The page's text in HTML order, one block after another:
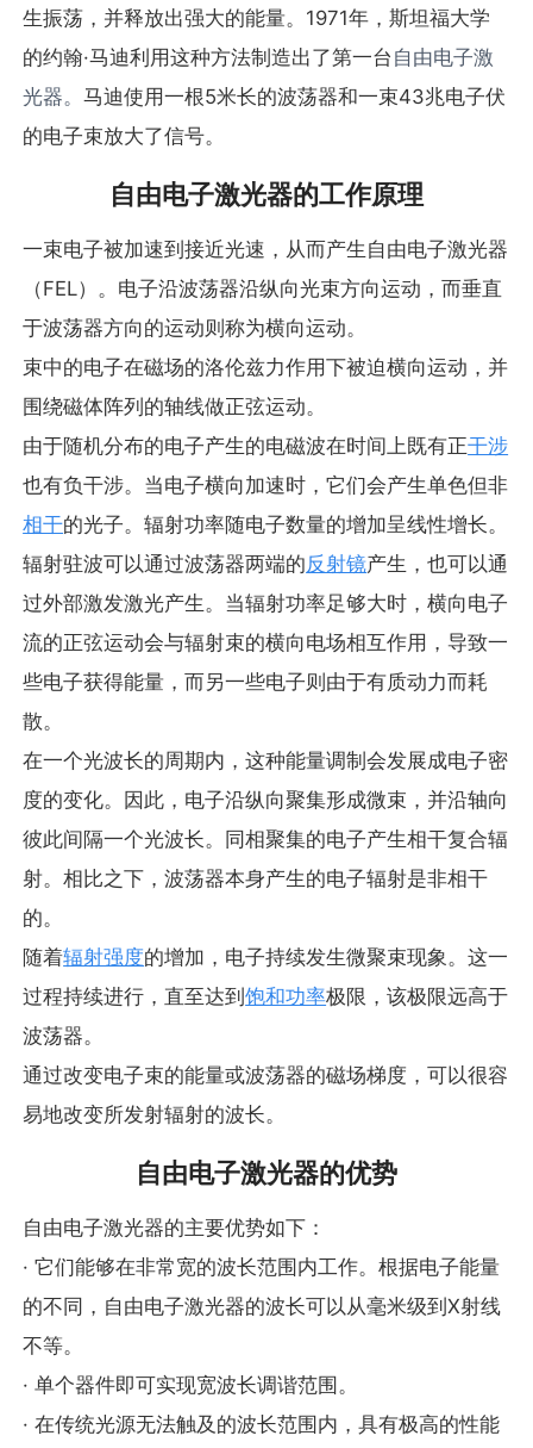
的偶极磁体组成。电子在周期性磁场结构中运动时会发
生振荡，并释放出强大的能量。1971年，斯坦福大学
的约翰·马迪利用这种方法制造出了第一台自由电子激
光器。马迪使用一根5米长的波荡器和一束43兆电子伏
的电子束放大了信号。
自由电子激光器的工作原理
一束电子被加速到接近光速，从而产生自由电子激光器
（FEL）。电子沿波荡器沿纵向光束方向运动，而垂直
于波荡器方向的运动则称为横向运动。
束中的电子在磁场的洛伦兹力作用下被迫横向运动，并
围绕磁体阵列的轴线做正弦运动。
由于随机分布的电子产生的电磁波在时间上既有正干涉
也有负干涉。当电子横向加速时，它们会产生单色但非
相干的光子。辐射功率随电子数量的增加呈线性增长。
辐射驻波可以通过波荡器两端的反射镜产生，也可以通
过外部激发激光产生。当辐射功率足够大时，横向电子
流的正弦运动会与辐射束的横向电场相互作用，导致一
些电子获得能量，而另一些电子则由于有质动力而耗
散。
在一个光波长的周期内，这种能量调制会发展成电子密
度的变化。因此，电子沿纵向聚集形成微束，并沿轴向
彼此间隔一个光波长。同相聚集的电子产生相干复合辐
射。相比之下，波荡器本身产生的电子辐射是非相干
的。
随着辐射强度 的增加，电子持续发生微聚束现象。这一
过程持续进行，直至达到
波荡器。
通过改变电子束的能量或波荡器的磁场梯度，可以很容
易地改变所发射辐射的波长。
自由电子激光器的优势
自由电子激光器的主要优势如下：
· 它们能够在非常宽的波长范围内工作。根据电子能量
的不同，自由电子激光器的波长可以从毫米级到X射线
不等。
· 单个器件即可实现宽波长调谐范围。